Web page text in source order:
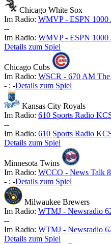
Chicago White Sox
Im Radio: WMVP - ESPN
--
Im Radio: WMVP - ESPN
Details zum Spiel
Chicago Cubs
Im Radio: WSCR - 670 AM The
- : -Details zum Spiel
Kansas City Royals
Im Radio: 610 Sports Radio
--
Im Radio: 610 Sports Radio
Details zum Spiel
Minnesota Twins
Im Radio: WCCO - News Talk
- : -Details zum Spiel
Milwaukee Brewers
Im Radio: WTMJ - Newsradio
--
Im Radio: WTMJ - Newsradio
Details zum Spiel